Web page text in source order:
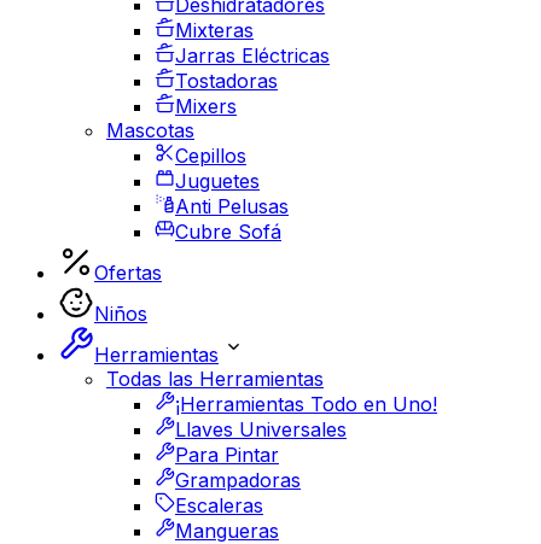
Deshidratadores
Mixteras
Jarras Eléctricas
Tostadoras
Mixers
Mascotas
Cepillos
Juguetes
Anti Pelusas
Cubre Sofá
Ofertas
Niños
Herramientas
Todas las Herramientas
¡Herramientas Todo en Uno!
Llaves Universales
Para Pintar
Grampadoras
Escaleras
Mangueras